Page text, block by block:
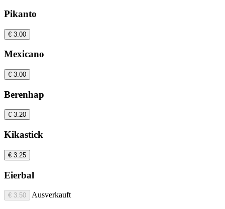
Pikanto
€ 3.00
Mexicano
€ 3.00
Berenhap
€ 3.20
Kikastick
€ 3.25
Eierbal
€ 3.50 Ausverkauft